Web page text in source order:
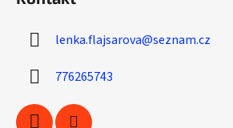
v
lenka.flajsarova@seznam.cz
776265743